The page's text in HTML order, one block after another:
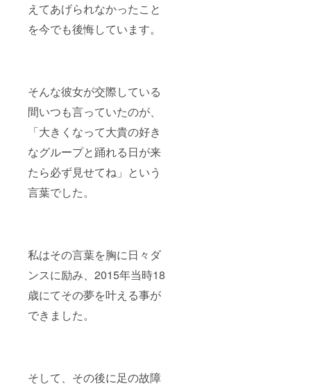
えてあげられなかったこと
を今でも後悔しています。
そんな彼女が交際している
間いつも言っていたのが、
「大きくなって大貴の好き
なグループと踊れる日が来
たら必ず見せてね」という
言葉でした。
私はその言葉を胸に日々ダ
ンスに励み、2015年当時18
歳にてその夢を叶える事が
できました。
そして、その後に足の故障